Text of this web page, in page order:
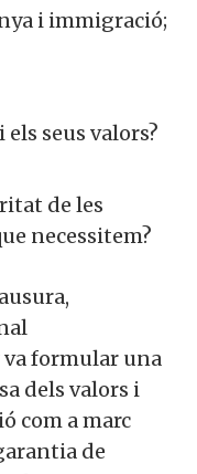
i immigració;
seus valors?
de les
necessitem?
va formular una
dels valors i
com a marc
de